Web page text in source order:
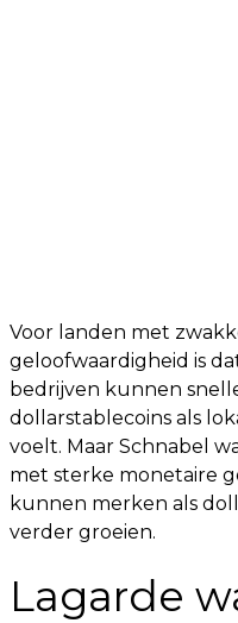
Voor landen met
geloofwaardigheid is
bedrijven kunnen
dollarstablecoins als
voelt. Maar Schnabel
met sterke monetaire
kunnen merken als
verder groeien.
Lagarde